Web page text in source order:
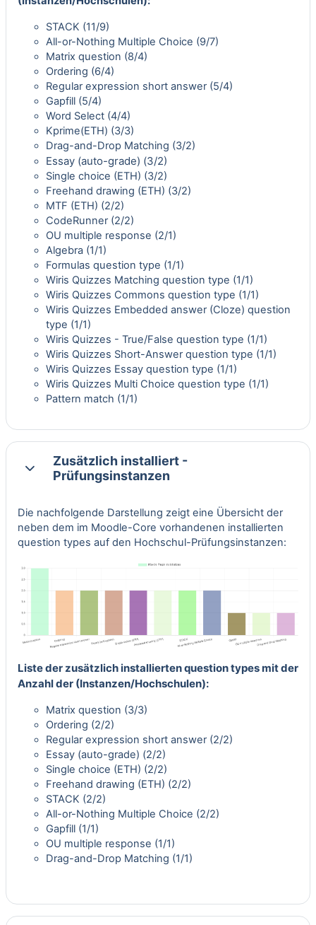
STACK (11/9)
All-or-Nothing Multiple Choice (9/7)
Matrix question (8/4)
Ordering (6/4)
Regular expression short answer (5/4)
Gapfill (5/4)
Word Select (4/4)
Kprime(ETH) (3/3)
Drag-and-Drop Matching (3/2)
Essay (auto-grade) (3/2)
Single choice (ETH) (3/2)
Freehand drawing (ETH) (3/2)
MTF (ETH) (2/2)
CodeRunner (2/2)
OU multiple response (2/1)
Algebra (1/1)
Formulas question type (1/1)
Wiris Quizzes Matching question type (1/1)
Wiris Quizzes Commons question type (1/1)
Wiris Quizzes Embedded answer (Cloze) question
type (1/1)
Wiris Quizzes - True/False question type (1/1)
Wiris Quizzes Short-Answer question type (1/1)
Wiris Quizzes Essay question type (1/1)
Wiris Quizzes Multi Choice question type (1/1)
Pattern match (1/1)
Einklappen
Zusätzlich installiert -
Prüfungsinstanzen
Die nachfolgende Darstellung zeigt eine Übersicht der
neben dem im Moodle-Core vorhandenen installierten
question types auf den Hochschul-Prüfungsinstanzen:
Liste der zusätzlich installierten question types mit der
Anzahl der (Instanzen/Hochschulen):
Matrix question (3/3)
Ordering (2/2)
Regular expression short answer (2/2)
Essay (auto-grade) (2/2)
Single choice (ETH) (2/2)
Freehand drawing (ETH) (2/2)
STACK (2/2)
All-or-Nothing Multiple Choice (2/2)
Gapfill (1/1)
OU multiple response (1/1)
Drag-and-Drop Matching (1/1)